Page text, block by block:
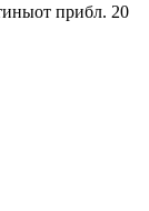
прибл. 20